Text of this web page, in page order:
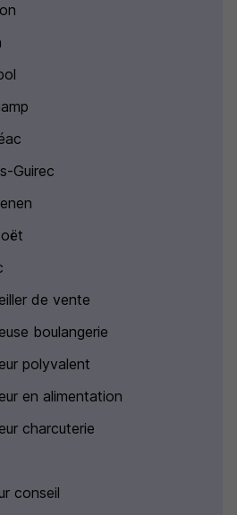
Guirec
de vente
boulangerie
polyvalent
en alimentation
charcuterie
conseil